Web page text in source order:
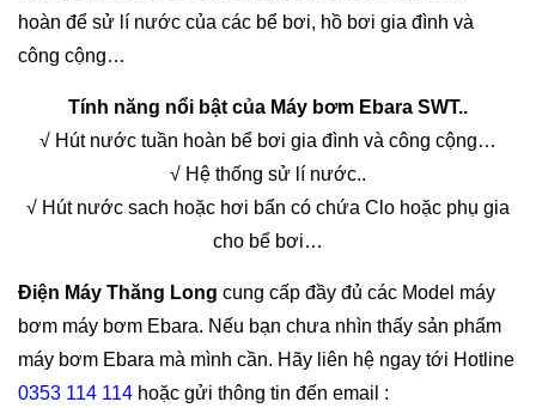
hoàn để sử lí nước của các bể bơi, hồ bơi gia đình và
công cộng…
Tính năng nổi bật của Máy bơm Ebara SWT..
√ Hút nước tuần hoàn bể bơi gia đình và công cộng…
√ Hệ thống sử lí nước..
√ Hút nước sach hoặc hơi bẩn có chứa Clo hoặc phụ gia
cho bể bơi…
Điện Máy Thăng Long cung cấp đầy đủ các Model máy
bơm máy bơm Ebara. Nếu bạn chưa nhìn thấy sản phẩm
máy bơm Ebara mà mình cần. Hãy liên hệ ngay tới Hotline
0353 114 114 hoặc gửi thông tin đến email :